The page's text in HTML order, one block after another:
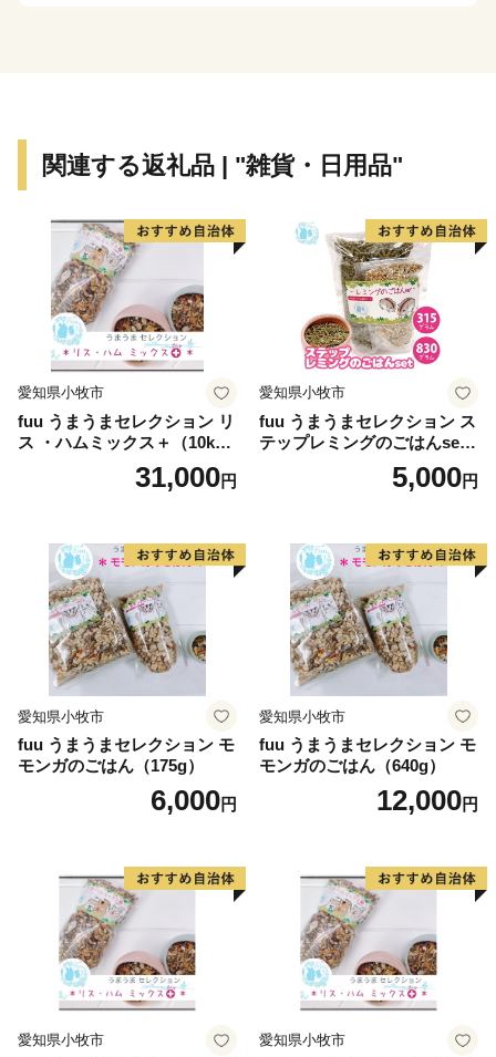
ぜひ、東大阪市のページをご覧ください。
================================
東大阪市ふるさと納税事務局
TEL：050-3786-2591
contact-higashiosaka@hakuhodo.co.jp
営業時間 9:00～18:00（※土日祝日・年末年始期間休
み）
================================
関連する返礼品 | "雑貨・日用品"
愛知県小牧市
fuu うまうまセレクション リ
ス ・ハムミックス＋（10k
31,000円
愛知県小牧市
fuu うまうまセレクション ス
テップレミングのごはんset
5,000円
愛知県小牧市
fuu うまうまセレクション モ
モンガのごはん（175g）
6,000円
愛知県小牧市
fuu うまうまセレクション モ
モンガのごはん（640g）
12,000円
愛知県小牧市 愛知県小牧市